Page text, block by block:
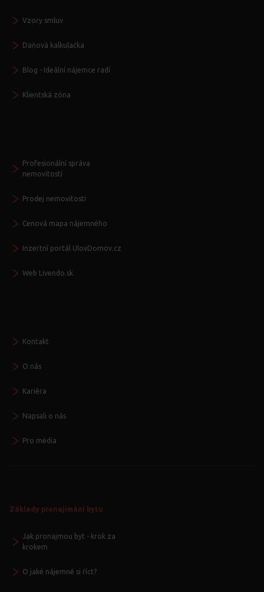
Vzory smluv
Daňová kalkulačka
Blog - Ideální nájemce radí
Klientská zóna
Profesionální správa
nemovitostí
Prodej nemovitosti
Cenová mapa nájemného
Inzertní portál UlovDomov.cz
Web Livendo.sk
Kontakt
O nás
Kariéra
Napsali o nás
Pro média
Základy pronajímání bytu
Jak pronajmou byt - krok za
krokem
O jaké nájemné si říct?